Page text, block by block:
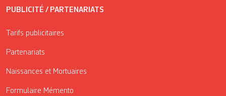
PUBLICITÉ / PARTENARIATS
Tarifs publicitaires
Partenariats
Naissances et Mortuaires
Formulaire Mémento